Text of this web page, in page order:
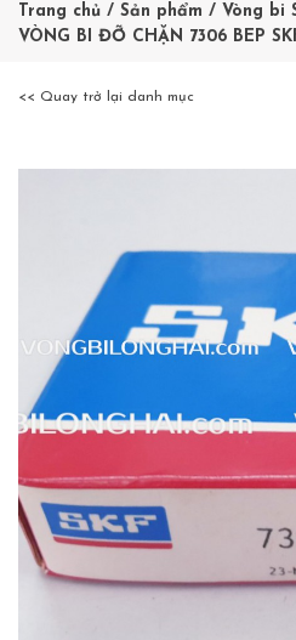
Trang chủ / Sản phẩm / Vòng bi
VÒNG BI ĐỠ CHẶN 7306 BEP
<< Quay trở lại danh mục